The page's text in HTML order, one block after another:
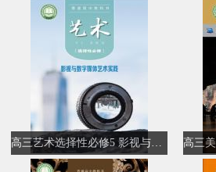
高三艺术选择性必修5 影视与数字媒体艺术实践